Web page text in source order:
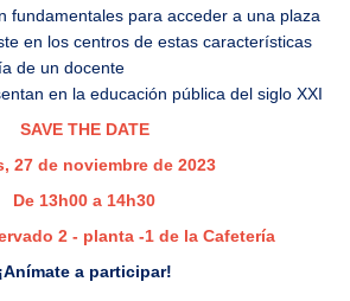
fundamentales para acceder a una plaza
en los centros de estas características
de un docente
en la educación pública del siglo XXI
SAVE THE DATE
27 de noviembre de 2023
De 13h00 a 14h30
2 - planta -1 de la Cafetería
¡Anímate a participar!